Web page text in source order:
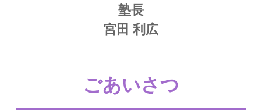
塾長
宮田 利広
ごあいさつ